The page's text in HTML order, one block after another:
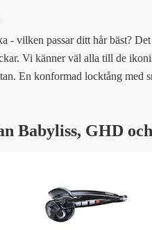
- vilken passar ditt hår bäst?
Vi känner väl alla till de
En konformad locktång med
Babyliss, GHD